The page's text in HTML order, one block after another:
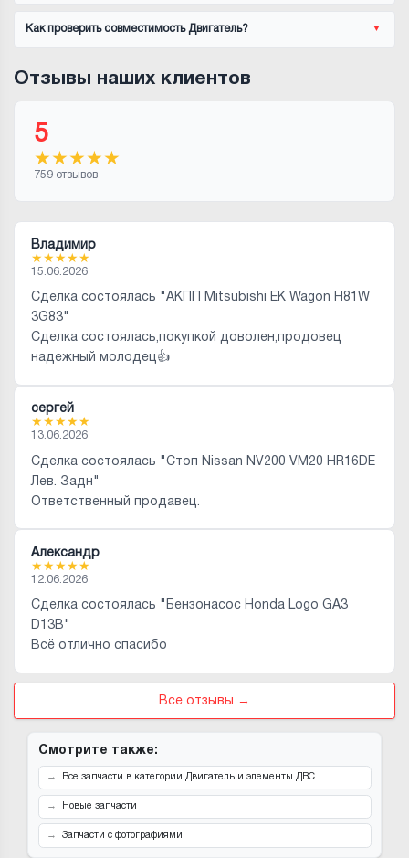
Как проверить совместимость Двигатель?
Отзывы наших клиентов
5
★★★★★
759 отзывов
Владимир
★★★★★
15.06.2026
Сделка состоялась "АКПП Mitsubishi EK Wagon H81W
3G83"
Сделка состоялась,покупкой доволен,продовец
надежный молодец👍
сергей
★★★★★
13.06.2026
Сделка состоялась "Стоп Nissan NV200 VM20 HR16DE
Лев. Задн"
Ответственный продавец.
Александр
★★★★★
12.06.2026
Сделка состоялась "Бензонасос Honda Logo GA3
D13B"
Всё отлично спасибо
Все отзывы →
Смотрите также:
Все запчасти в категории Двигатель и элементы ДВС
Новые запчасти
Запчасти с фотографиями